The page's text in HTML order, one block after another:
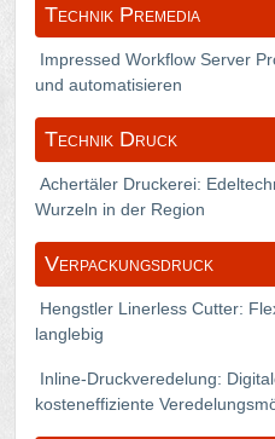
Technik Premedia
Impressed Workflow Server
und automatisieren
Technik Druck
Achertäler Druckerei:
Wurzeln in der Region
Verpackungsdruck
Hengstler Linerless Cutter:
langlebig
Inline-Druckveredelung:
kosteneffiziente